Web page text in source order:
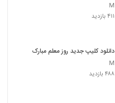
M
۴۱۱ بازدید
دانلود کلیپ جدید روز معلم مبارک
M
۴۸۸ بازدید